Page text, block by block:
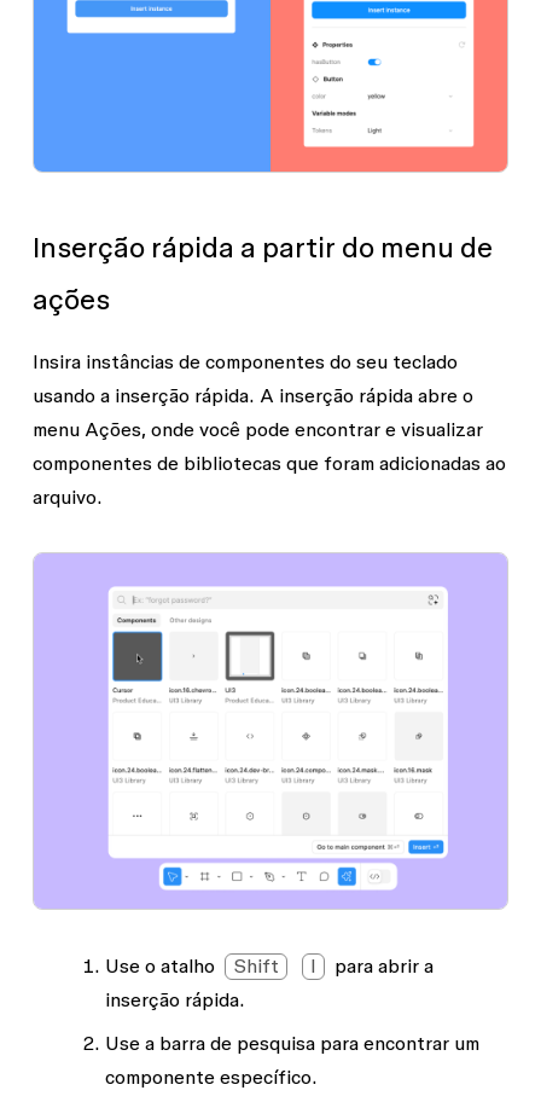
Inserção rápida a partir do menu de
ações
Insira instâncias de componentes do seu teclado
usando a inserção rápida. A inserção rápida abre o
menu Ações, onde você pode encontrar e visualizar
componentes de bibliotecas que foram adicionadas ao
arquivo.
Use o atalho Shift I
para abrir a
inserção rápida.
Use a barra de pesquisa para encontrar um
componente específico.